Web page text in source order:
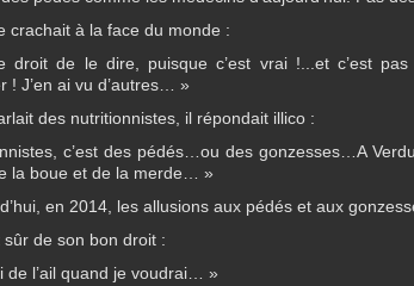
crachait à la face du monde :
droit de le dire, puisque c’est vrai !...et c’est
! J’en ai vu d’autres… »
des nutritionnistes, il répondait illico :
c’est des pédés…ou des gonzesses…A
la boue et de la merde… »
en 2014, les allusions aux pédés et aux
de son bon droit :
l’ail quand je voudrai… »